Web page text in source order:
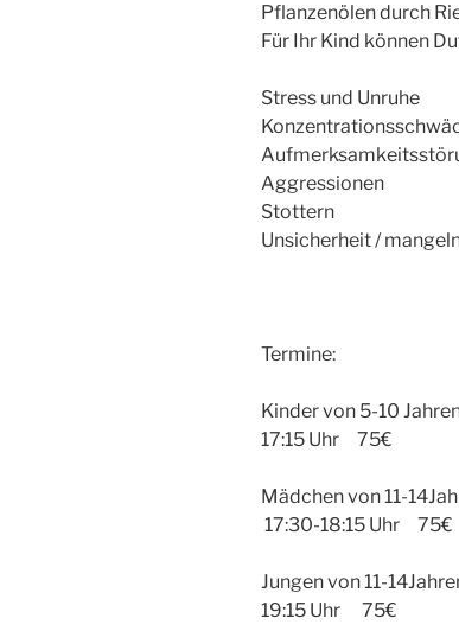
Pflanzenölen durch
Für Ihr Kind können
Stress und Unruhe
Aggressionen
Stottern
Unsicherheit /
Termine:
Kinder von 5-10
17:15 Uhr 75€
Mädchen von 11-
17:30-18:15 Uhr 75€
Jungen von 11-
19:15 Uhr 75€